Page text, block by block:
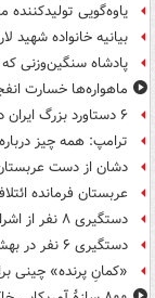
یاوه‌گویی تولیدکننده
بیانیه خانواده شهید
پادشاه سنگین‌وزنی
ماهواره‌ها خسارت
۶ دستاورد بزرگ ایران در ۱۶۰ روز رهبری رهبر انقلاب
ترامپ: همه چیز
دشان از دست
عربستان فرمانده
دستگیری ۸ نفر از اشرار مسلح شاخص و مرتبطین گروهک های تروریستی
دستگیری ۶ نفر در بهشهر به اتهام تشویش اذهان عمومی
«کمانِ پرنده» چینی